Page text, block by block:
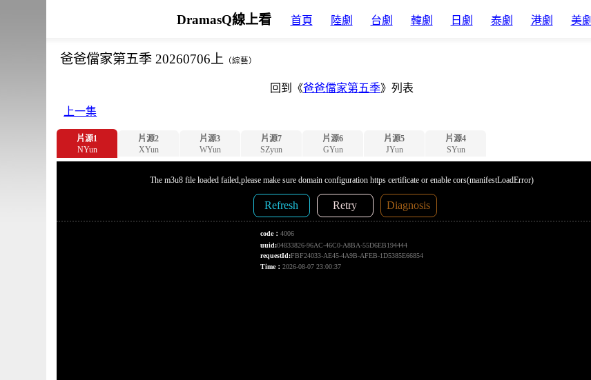
DramasQ線上看 首頁 陸劇 台劇 韓劇 日劇 泰劇 港劇 美劇
爸爸儅家第五季 20260706上 （綜藝）
回到《爸爸儅家第五季》列表
上一集
片源1
NYun
片源2
XYun
片源3
WYun
片源7
SZyun
片源6
GYun
片源5
JYun
片源4
SYun